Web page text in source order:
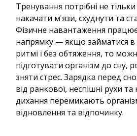
Тренування потрібні не
накачати м'язи, схуднути та
Фізичне навантаження
напрямку — якщо займатися в
ритмі і без обтяження, то
підготувати організм до сну,
зняти стрес. Зарядка перед
від ранкової, неспішні рухи
дихання перемикають
відновлення та відпочинку.